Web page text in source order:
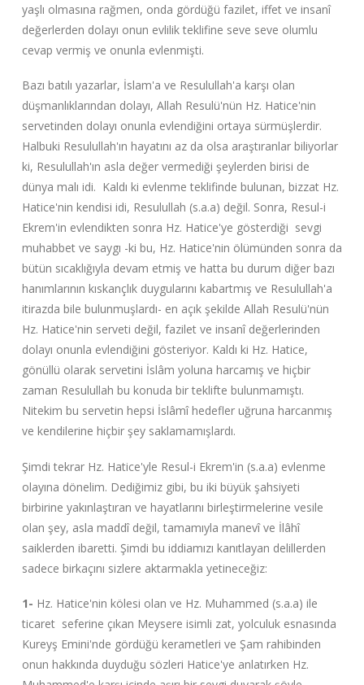
yaşlı olmasına rağmen, onda gördüğü fazilet, iffet ve insanî
değerlerden dolayı onun evlilik teklifine seve seve olumlu
cevap vermiş ve onunla evlenmişti.
Bazı batılı yazarlar, İslam'a ve Resulullah'a karşı olan
düşmanlıklarından dolayı, Allah Resulü'nün Hz. Hatice'nin
servetinden dolayı onunla evlendiğini ortaya sürmüşlerdir.
Halbuki Resulullah'ın hayatını az da olsa araştıranlar biliyorlar
ki, Resulullah'ın asla değer vermediği şeylerden birisi de
dünya malı idi. Kaldı ki evlenme teklifinde bulunan, bizzat Hz.
Hatice'nin kendisi idi, Resulullah (s.a.a) değil. Sonra, Resul-i
Ekrem'in evlendikten sonra Hz. Hatice'ye gösterdiği sevgi
muhabbet ve saygı -ki bu, Hz. Hatice'nin ölümünden sonra da
bütün sıcaklığıyla devam etmiş ve hatta bu durum diğer bazı
hanımlarının kıskançlık duygularını kabartmış ve Resulullah'a
itirazda bile bulunmuşlardı- en açık şekilde Allah Resulü'nün
Hz. Hatice'nin serveti değil, fazilet ve insanî değerlerinden
dolayı onunla evlendiğini gösteriyor. Kaldı ki Hz. Hatice,
gönüllü olarak servetini İslâm yoluna harcamış ve hiçbir
zaman Resulullah bu konuda bir teklifte bulunmamıştı.
Nitekim bu servetin hepsi İslâmî hedefler uğruna harcanmış
ve kendilerine hiçbir şey saklamamışlardı.
Şimdi tekrar Hz. Hatice'yle Resul-i Ekrem'in (s.a.a) evlenme
olayına dönelim. Dediğimiz gibi, bu iki büyük şahsiyeti
birbirine yakınlaştıran ve hayatlarını birleştirmelerine vesile
olan şey, asla maddî değil, tamamıyla manevî ve İlâhî
saiklerden ibaretti. Şimdi bu iddiamızı kanıtlayan delillerden
sadece birkaçını sizlere aktarmakla yetineceğiz:
1- Hz. Hatice'nin kölesi olan ve Hz. Muhammed (s.a.a) ile
ticaret seferine çıkan Meysere isimli zat, yolculuk esnasında
Kureyş Emini'nde gördüğü kerametleri ve Şam rahibinden
onun hakkında duyduğu sözleri Hatice'ye anlatırken Hz.